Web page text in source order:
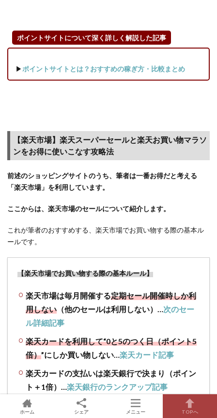
ポイントサイトについて深く詳しく解説した記事
▶ ポイントサイトとは？おすすめの稼ぎ方・比較まとめ
【楽天市場】楽天スーパーセールと楽天お買い物マラソ
ンをお得に使いこなす攻略法
前述のショッピングサイトのうち、筆者は一番お得だと考える
「楽天市場」を利用しています。
ここからは、楽天市場のセールについて紹介します。
これが筆者のおすすめする、楽天市場でお買い物する際の基本ル
ールです。
【楽天市場でお買い物する際の基本ルール】
楽天市場は毎月開催する定期セール開催時しか利
用しない （他のセールは利用しない）…次のセー
ル詳細記事
楽天カードを利用して“0と5のつく日（ポイント5
倍）”にしか買い物しない…楽天カード記事
楽天カードの支払いは楽天銀行で決まり（ポイン
ト＋1倍） …楽天銀行のランクアップ記事
ショップ買い回りをフル活用する（毎月“買いたい
ホーム シェア メニュー TOPへ